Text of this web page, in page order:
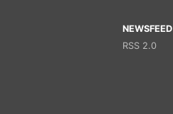
NEWSFEED
RSS 2.0